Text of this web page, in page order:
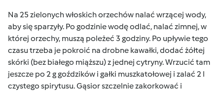
Na 25 zielonych włoskich orzechów nalać wrzącej wody,
aby się sparzyły. Po godzinie wodę odlać, nalać zimnej, w
której orzechy, muszą poleżeć 3 godziny. Po upływie tego
czasu trzeba je pokroić na drobne kawałki, dodać żółtej
skórki (bez białego miąższu) z jednej cytryny. Wrzucić tam
jeszcze po 2 g goździków i gałki muszkatołowej i zalać 2 l
czystego spirytusu. Gąsior szczelnie zakorkować i